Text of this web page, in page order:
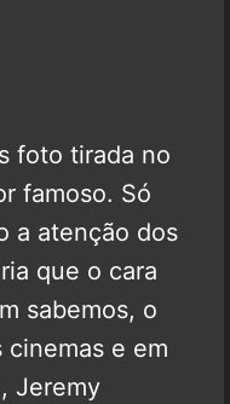
foto tirada no
famoso. Só
a atenção dos
que o cara
sabemos, o
e em
Jeremy